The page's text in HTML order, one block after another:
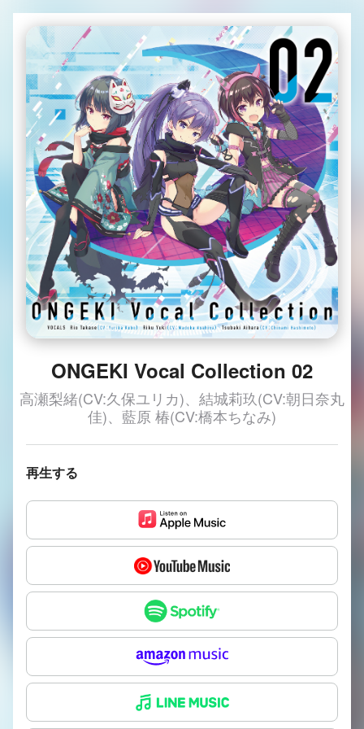
ONGEKI Vocal Collection 02
高瀬梨緒(CV:久保ユリカ)、結城莉玖(CV:朝日奈丸
佳)、藍原 椿(CV:橋本ちなみ)
再生する